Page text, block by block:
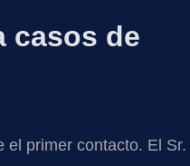
casos de
el primer contacto. El Sr.